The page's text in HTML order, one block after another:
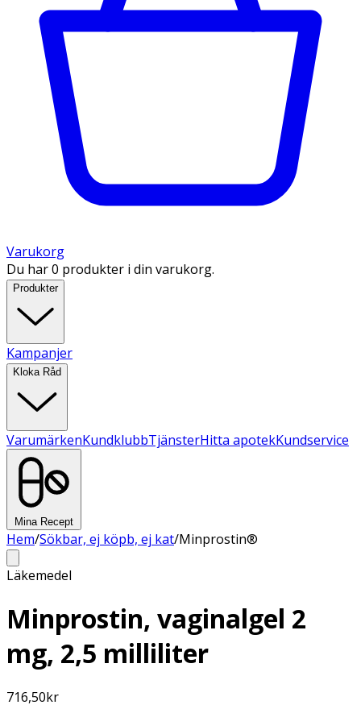
Varukorg
Du har 0 produkter i din varukorg.
Produkter
Kampanjer
Kloka Råd
VarumärkenKundklubbTjänsterHitta apotekKundservice
Mina Recept
Hem/Sökbar, ej köpb, ej kat/Minprostin®
Läkemedel
Minprostin, vaginalgel 2
mg, 2,5 milliliter
716,50kr